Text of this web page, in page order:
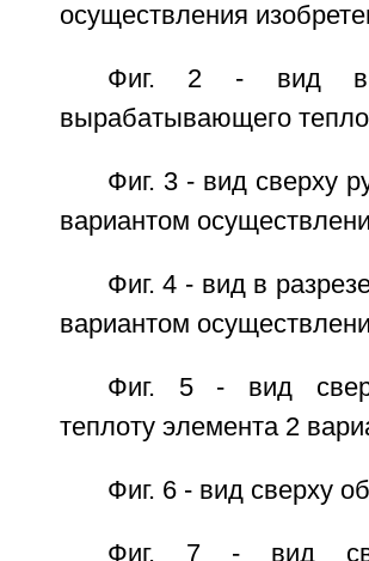
осуществления
Фиг. 2 - вид в
вырабатывающего
Фиг. 3 - вид сверху
вариантом
Фиг. 4 - вид в
вариантом
Фиг. 5 - вид
теплоту элемента 2
Фиг. 6 - вид сверху
Фиг. 7 - вид